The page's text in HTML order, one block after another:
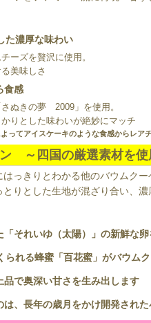
た濃厚な味わい
ズを贅沢に使用。
美味しさ
食感
ぬきの夢 2009」を使用。
りとした味わいが絶妙にマッチ
ってアイスケーキのような食感からレ
～四国の厳選素材を使
っきりとわかる他のバウムク
りとした生地が混ざり合い、
それいゆ（太陽）」の新鮮な
られる蜂蜜「百花蜜」がバウム
で奥深い甘さを生み出します
は、長年の歳月をかけ開発され